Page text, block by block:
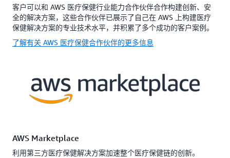
客户可以和 AWS 医疗保健行业能力合作伙伴合作构建创新、安
全的解决方案，这些合作伙伴已展示了自己在 AWS 上构建医疗
保健解决方案的专业技术水平，并积累了多个成功的客户案例。
了解有关 AWS 医疗保健合作伙伴的更多信息
AWS Marketplace
利用第三方医疗保健解决方案加速整个医疗保健链的创新。